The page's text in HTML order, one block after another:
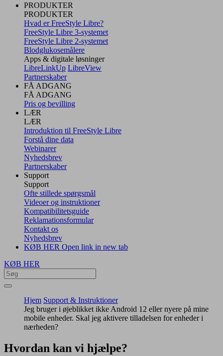
PRODUKTER
PRODUKTER
Hvad er FreeStyle Libre?
FreeStyle Libre 3-systemet
FreeStyle Libre 2-systemet
Blodglukosemålere
Apps & digitale løsninger
LibreLinkUp LibreView
Partnerskaber
FÅ ADGANG
FÅ ADGANG
Pris og bevilling
LÆR
LÆR
Introduktion til FreeStyle Libre
Forstå dine data
Webinarer
Nyhedsbrev
Partnerskaber
Support
Support
Ofte stillede spørgsmål
Videoer og instruktioner
Kompatibilitetsguide
Reklamationsformular
Kontakt os
Nyhedsbrev
KØB HER Open link in new tab
KØB HER
Hjem Support & Instruktioner
Jeg bruger i øjeblikket ikke Android 12 eller nyere på mine
mobile enheder. Skal jeg aktivere tilladelsen for enheder i
nærheden?
Hvordan kan vi hjælpe?